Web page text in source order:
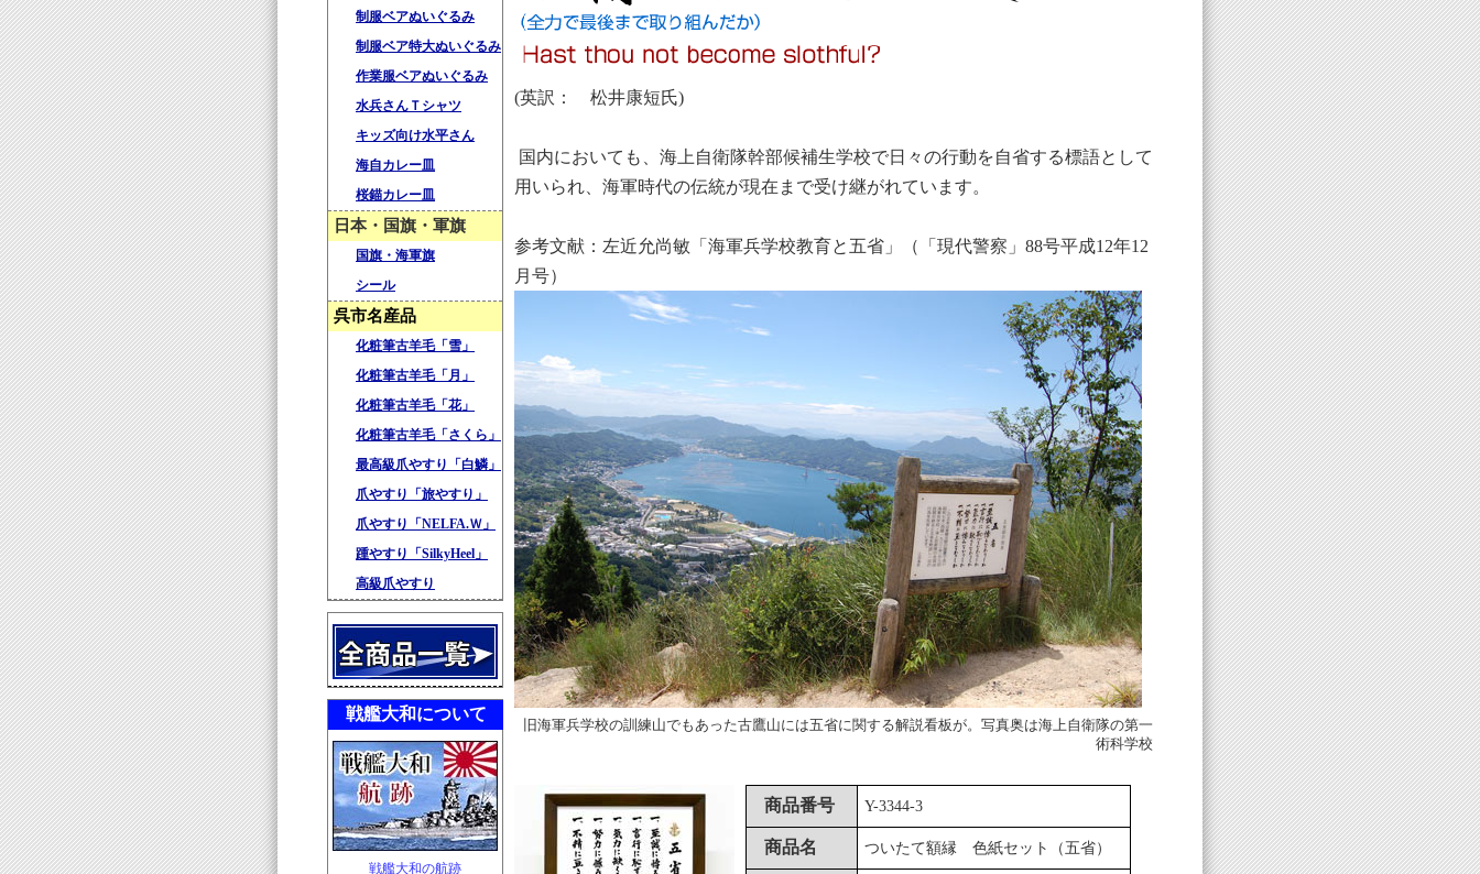
制服ベアぬいぐるみ
制服ベア特大ぬいぐるみ
作業服ベアぬいぐるみ
水兵さんＴシャツ
キッズ向け水平さん
海自カレー皿
桜錨カレー皿
日本・国旗・軍旗
国旗・海軍旗
シール
呉市名産品
化粧筆古羊毛「雪」
化粧筆古羊毛「月」
化粧筆古羊毛「花」
化粧筆古羊毛「さくら」
最高級爪やすり「白鱗」
爪やすり「旅やすり」
爪やすり「NELFA.Ｗ」
踵やすり「SilkyHeel」
高級爪やすり
戦艦大和について
戦艦大和の航跡
(英訳： 松井康短氏)
国内においても、海上自衛隊幹部候補生学校で日々の行動を自省する標語として
用いられ、海軍時代の伝統が現在まで受け継がれています。
参考文献：左近允尚敏「海軍兵学校教育と五省」（「現代警察」88号平成12年12
月号）
旧海軍兵学校の訓練山でもあった古鷹山には五省に関する解説看板が。写真奥は海上自衛隊の第一
術科学校
商品番号 Y-3344-3
商品名 ついたて額縁 色紙セット（五省）